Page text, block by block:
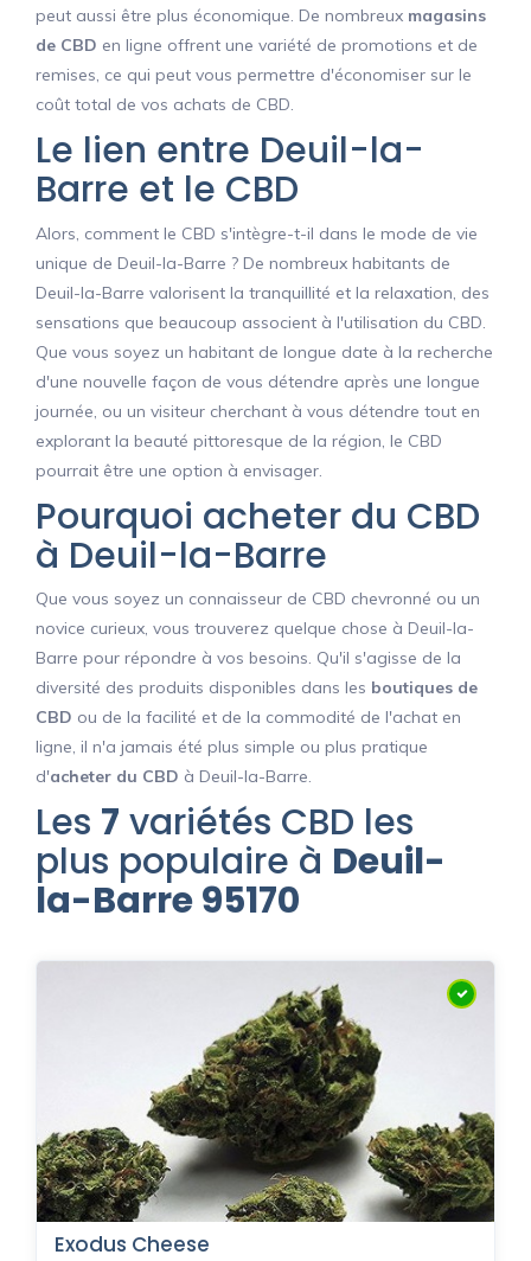
peut aussi être plus économique. De nombreux magasins
de CBD en ligne offrent une variété de promotions et de
remises, ce qui peut vous permettre d'économiser sur le
coût total de vos achats de CBD.
Le lien entre Deuil-la-
Barre et le CBD
Alors, comment le CBD s'intègre-t-il dans le mode de vie
unique de Deuil-la-Barre ? De nombreux habitants de
Deuil-la-Barre valorisent la tranquillité et la relaxation, des
sensations que beaucoup associent à l'utilisation du CBD.
Que vous soyez un habitant de longue date à la recherche
d'une nouvelle façon de vous détendre après une longue
journée, ou un visiteur cherchant à vous détendre tout en
explorant la beauté pittoresque de la région, le CBD
pourrait être une option à envisager.
Pourquoi acheter du CBD
à Deuil-la-Barre
Que vous soyez un connaisseur de CBD chevronné ou un
novice curieux, vous trouverez quelque chose à Deuil-la-
Barre pour répondre à vos besoins. Qu'il s'agisse de la
diversité des produits disponibles dans les boutiques de
CBD ou de la facilité et de la commodité de l'achat en
ligne, il n'a jamais été plus simple ou plus pratique
d'acheter du CBD à Deuil-la-Barre.
Les 7 variétés CBD les
plus populaire à Deuil-
la-Barre 95170
Exodus Cheese